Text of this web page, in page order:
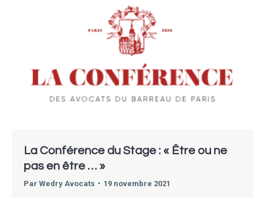
La Conférence du Stage : « Être ou ne
pas en être … »
Par Wedry Avocats 19 novembre 2021